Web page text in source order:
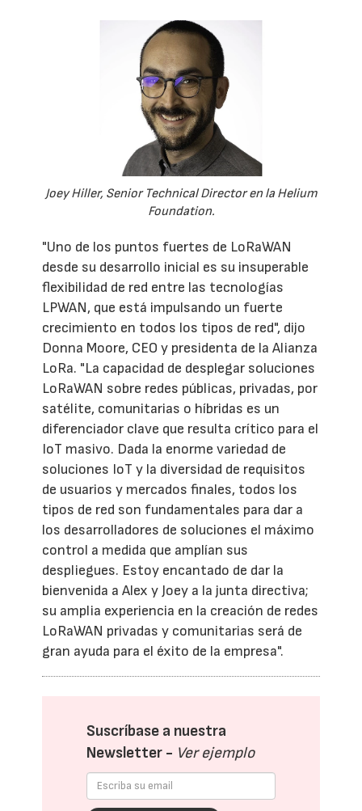
Joey Hiller, Senior Technical Director en la Helium
Foundation.
"Uno de los puntos fuertes de LoRaWAN
desde su desarrollo inicial es su insuperable
flexibilidad de red entre las tecnologías
LPWAN, que está impulsando un fuerte
crecimiento en todos los tipos de red", dijo
Donna Moore, CEO y presidenta de la Alianza
LoRa. "La capacidad de desplegar soluciones
LoRaWAN sobre redes públicas, privadas, por
satélite, comunitarias o híbridas es un
diferenciador clave que resulta crítico para el
IoT masivo. Dada la enorme variedad de
soluciones IoT y la diversidad de requisitos
de usuarios y mercados finales, todos los
tipos de red son fundamentales para dar a
los desarrolladores de soluciones el máximo
control a medida que amplían sus
despliegues. Estoy encantado de dar la
bienvenida a Alex y Joey a la junta directiva;
su amplia experiencia en la creación de redes
LoRaWAN privadas y comunitarias será de
gran ayuda para el éxito de la empresa".
Suscríbase a nuestra
Newsletter - Ver ejemplo